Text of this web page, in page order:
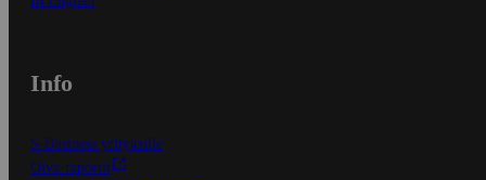
Info
S-Business yrityksille
Oiva-raportit